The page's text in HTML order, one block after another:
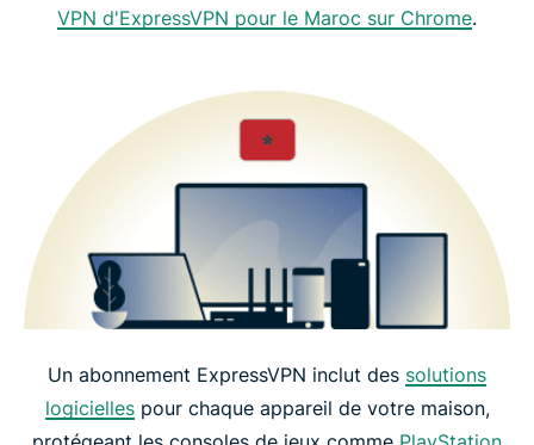
VPN d'ExpressVPN pour le Maroc sur Chrome.
Un abonnement ExpressVPN inclut des solutions
logiciellespour chaque appareil de votre maison,